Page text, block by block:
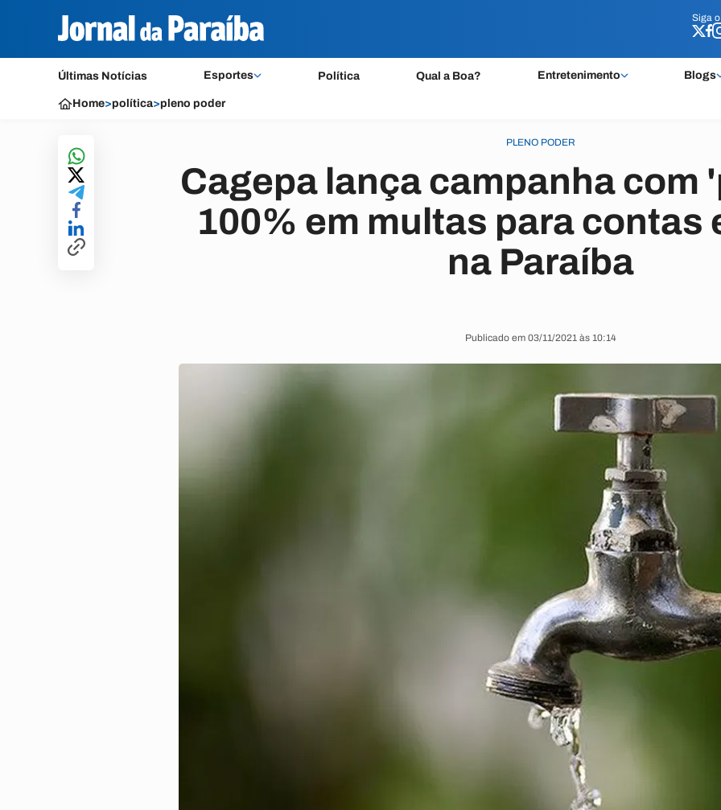
Siga o
Últimas Notícias Esportes Política Qual a Boa? Entretenimento Blogs
Siga o
Home>política>pleno poder
PLENO PODER
Cagepa lança campanha com
100% em multas para contas
na Paraíba
Publicado em 03/11/2021 às 10:14